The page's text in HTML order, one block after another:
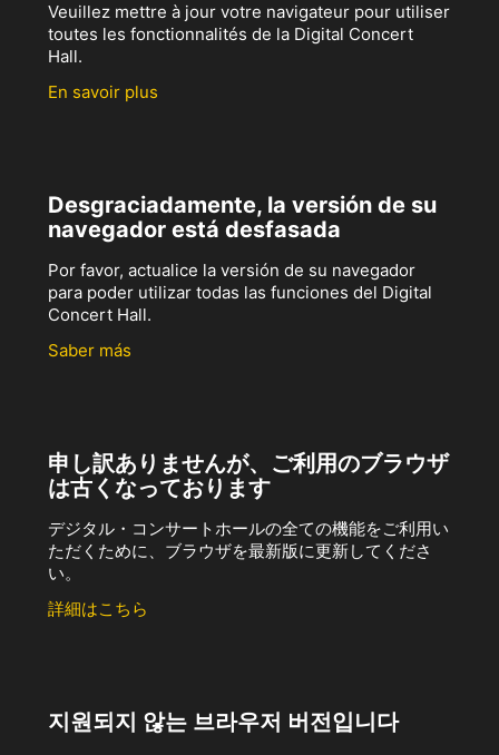
Veuillez mettre à jour votre navigateur pour utiliser
toutes les fonctionnalités de la Digital Concert
Hall.
En savoir plus
Desgraciadamente, la versión de su
navegador está desfasada
Por favor, actualice la versión de su navegador
para poder utilizar todas las funciones del Digital
Concert Hall.
Saber más
申し訳ありませんが、ご利用のブラウザ
は古くなっております
デジタル・コンサートホールの全ての機能をご利用い
ただくために、ブラウザを最新版に更新してくださ
い。
詳細はこちら
지원되지 않는 브라우저 버전입니다